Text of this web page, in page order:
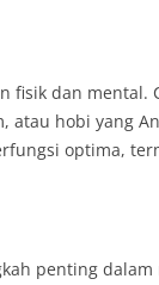
fisik dan mental.
atau hobi yang
optima,
penting